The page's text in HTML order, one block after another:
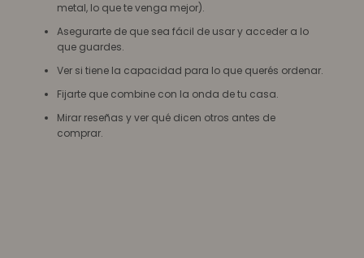
metal, lo que te venga mejor).
Asegurarte de que sea fácil de usar y acceder a lo
que guardes.
Ver si tiene la capacidad para lo que querés ordenar.
Fijarte que combine con la onda de tu casa.
Mirar reseñas y ver qué dicen otros antes de
comprar.